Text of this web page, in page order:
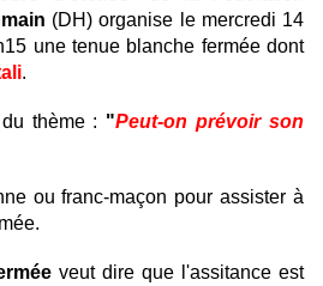
(DH) organise le mercredi 14
une tenue blanche fermée dont
.
thème : "Peut-on prévoir son
ou franc-maçon pour assister à
veut dire que l'assitance est